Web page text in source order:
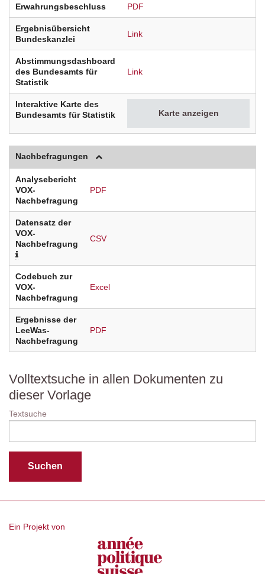
Erwahrungsbeschluss PDF
Ergebnisübersicht
Bundeskanzlei
Link
Abstimmungsdashboard
des Bundesamts für
Statistik
Link
Interaktive Karte des
Bundesamts für Statistik
Karte anzeigen
Nachbefragungen
Analysebericht
VOX-
Nachbefragung
PDF
Datensatz der
VOX-
Nachbefragung
CSV
Codebuch zur
VOX-
Nachbefragung
Excel
Ergebnisse der
LeeWas-
Nachbefragung
PDF
Volltextsuche in allen Dokumenten zu
dieser Vorlage
Textsuche
Ein Projekt von